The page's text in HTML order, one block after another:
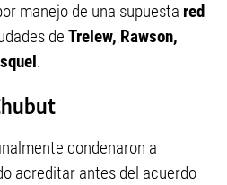
manejo de una supuesta red
de Trelew, Rawson,
.
condenaron a
acreditar antes del acuerdo